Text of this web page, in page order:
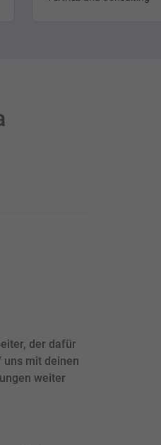
der dafür
uns mit deinen
weiter